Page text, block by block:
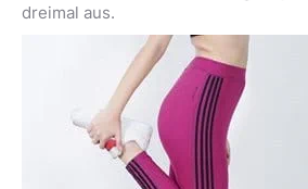
dreimal aus.